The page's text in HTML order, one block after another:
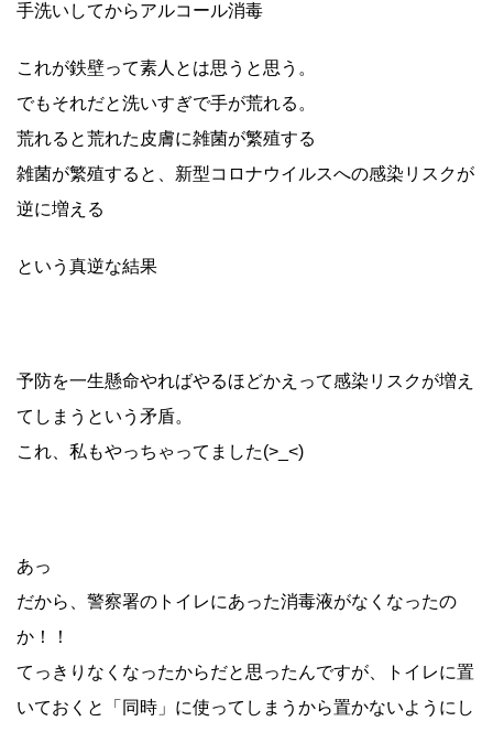
手洗いしてからアルコール消毒
これが鉄壁って素人とは思うと思う。
でもそれだと洗いすぎで手が荒れる。
荒れると荒れた皮膚に雑菌が繁殖する
雑菌が繁殖すると、新型コロナウイルスへの感染リスクが
逆に増える
という真逆な結果
予防を一生懸命やればやるほどかえって感染リスクが増え
てしまうという矛盾。
これ、私もやっちゃってました(>_<)
あっ
だから、警察署のトイレにあった消毒液がなくなったの
か！！
てっきりなくなったからだと思ったんですが、トイレに置
いておくと「同時」に使ってしまうから置かないようにし